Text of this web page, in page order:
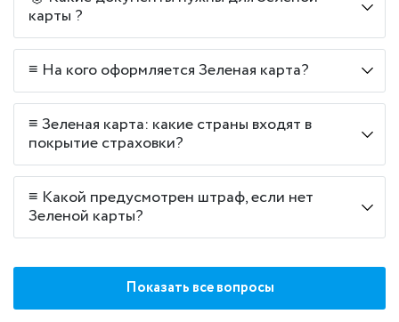
карты ?
≡ На кого оформляется Зеленая карта?
≡ Зеленая карта: какие страны входят в
покрытие страховки?
≡ Какой предусмотрен штраф, если нет
Зеленой карты?
Показать все вопросы